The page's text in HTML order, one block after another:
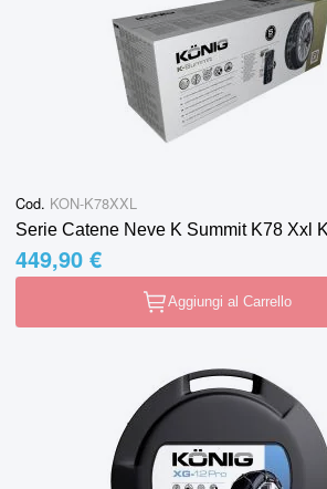
Cod. KON-K78XXL
Serie Catene Neve K Summit K78 Xxl
449,90 €
Aggiungi al Carrello